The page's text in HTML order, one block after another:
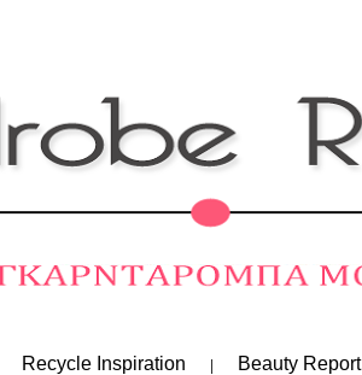
Recycle Inspiration Beauty Report